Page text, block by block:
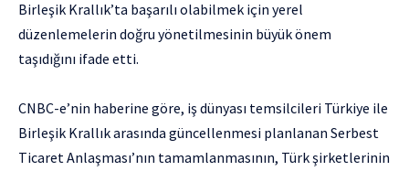
Birleşik Krallık’ta başarılı olabilmek için yerel
düzenlemelerin doğru yönetilmesinin büyük önem
taşıdığını ifade etti.
CNBC-e’nin haberine göre, iş dünyası temsilcileri Türkiye ile
Birleşik Krallık arasında güncellenmesi planlanan Serbest
Ticaret Anlaşması’nın tamamlanmasının, Türk şirketlerinin